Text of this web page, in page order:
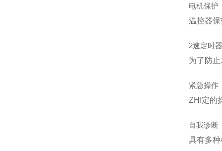
电机保护
温控器
2速定时
为了防
紧急操作
ZHI定的
自我诊断
具有多